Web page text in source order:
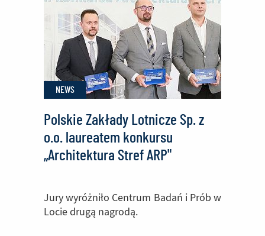
nad
klasą
o
profilu
Technik
Mechanik
w
Zespole
Szkół
w
Mielcu
NEWS
Polskie Zakłady Lotnicze Sp. z
o.o. laureatem konkursu
„Architektura Stref ARP"
Jury wyróżniło Centrum Badań i Prób w
Locie drugą nagrodą.